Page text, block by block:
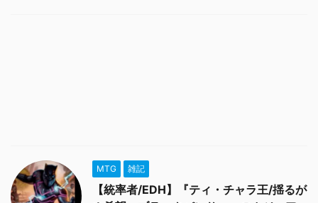
MTG 雑記
【統率者/EDH】『ティ・チャラ王/揺るが